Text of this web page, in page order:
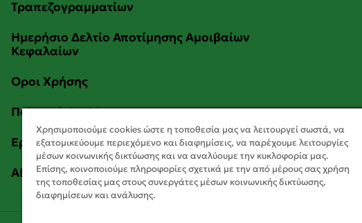
Χρησιμοποιούμε cookies ώστε η τοποθεσία μας να λειτουργεί σωστά, να
εξατομικεύουμε περιεχόμενο και διαφημίσεις, να παρέχουμε λειτουργίες
μέσων κοινωνικής δικτύωσης και να αναλύουμε την κυκλοφορία μας.
Επίσης, κοινοποιούμε πληροφορίες σχετικά με την από μέρους σας χρήση
της τοποθεσίας μας στους συνεργάτες μέσων κοινωνικής δικτύωσης,
διαφημίσεων και ανάλυσης.